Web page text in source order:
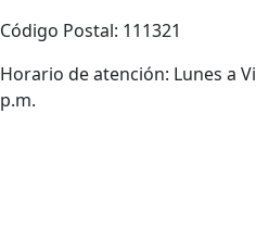
Código Postal: 111321
Horario de atención: Lunes a
p.m.